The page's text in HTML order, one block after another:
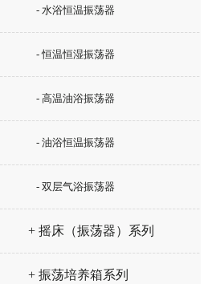
- 水浴恒温振荡器
- 恒温恒湿振荡器
- 高温油浴振荡器
- 油浴恒温振荡器
- 双层气浴振荡器
+ 摇床（振荡器）系列
+ 振荡培养箱系列